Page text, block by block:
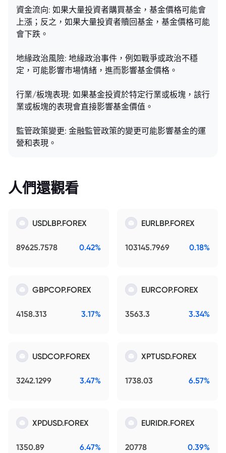
資金流向: 如果大量投資者購買基金，基金價格可能會
上漲；反之，如果大量投資者贖回基金，基金價格可能
會下跌。
地緣政治風險: 地緣政治事件，例如戰爭或政治不穩
定，可能影響市場情緒，進而影響基金價格。
行業/板塊表現: 如果基金投資於特定行業或板塊，該行
業或板塊的表現會直接影響基金價值。
監管政策變更: 金融監管政策的變更可能影響基金的運
營和表現。
人們還觀看
USDLBP.FOREX
89625.7578 0.42%
EURLBP.FOREX
103145.7969 0.18%
GBPCOP.FOREX
4158.313 3.17%
EURCOP.FOREX
3563.3 3.34%
USDCOP.FOREX
3242.1299 3.47%
XPTUSD.FOREX
1738.03 6.57%
XPDUSD.FOREX
1350.89 6.47%
EURIDR.FOREX
20778 0.39%